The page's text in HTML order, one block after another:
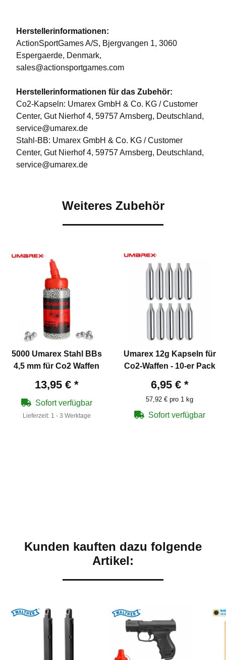
Herstellerinformationen:
ActionSportGames A/S, Bjergvangen 1, 3060
Espergaerde, Denmark,
sales@actionsportgames.com
Herstellerinformationen für das Zubehör:
Co2-Kapseln: Umarex GmbH & Co. KG / Customer
Center, Gut Nierhof 4, 59757 Arnsberg, Deutschland,
service@umarex.de
Stahl-BB: Umarex GmbH & Co. KG / Customer
Center, Gut Nierhof 4, 59757 Arnsberg, Deutschland,
service@umarex.de
Weiteres Zubehör
5000 Umarex Stahl BBs
4,5 mm für Co2 Waffen
13,95 € *
Sofort verfügbar
Lieferzeit: 1 - 3 Werktage
Umarex 12g Kapseln für
Co2-Waffen - 10-er Pack
6,95 € *
57,92 € pro 1 kg
Sofort verfügbar
Kunden kauften dazu folgende
Artikel: